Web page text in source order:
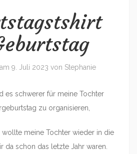
9. Juli 2023 von Stephanie
es schwerer für meine Tochter
zu organisieren,
wollte meine Tochter wieder in die
da schon das letzte Jahr waren.